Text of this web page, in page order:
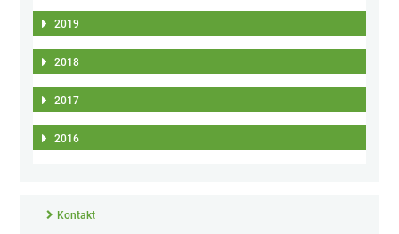
2019
2018
2017
2016
Kontakt